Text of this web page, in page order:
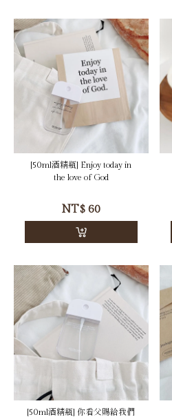
[50ml酒精瓶] Enjoy today in
the love of God
NT$ 60
[50ml酒精瓶] 你看父賜給我們